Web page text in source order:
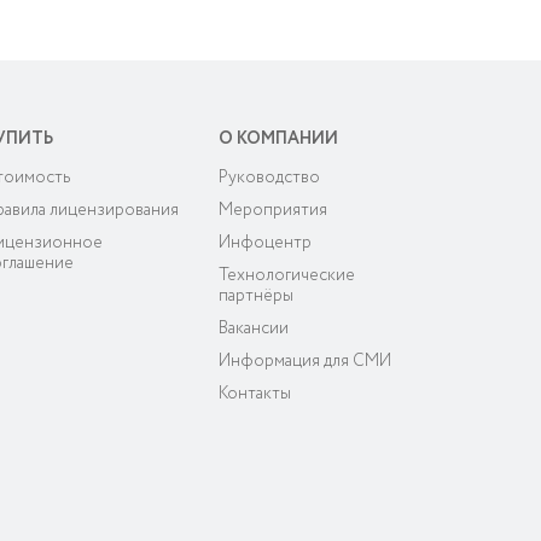
лицензирования
О КОМПАНИИ
Руководство
Мероприятия
Инфоцентр
Технологические
партнёры
Вакансии
Информация для СМИ
Контакты